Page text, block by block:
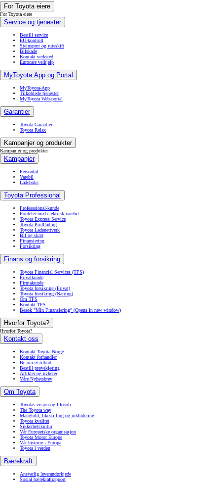
For Toyota eiere
For Toyota eiere
Service og tjenester
Bestill service
EU-kontroll
Steinsprut og ruteskift
Bilskade
Kontakt verksted
Eurocare veihjelp
MyToyota App og Portal
MyToyota-App
Tilkoblede tjenester
MyToyota Web-portal
Garantier
Toyota Garantier
Toyota Relax
Kampanjer og produkter
Kampanjer og produkter
Kampanjer
Personbil
Varebil
Ladeboks
Toyota Professional
Professsional-kunde
Fordeler med elektrisk varebil
Toyota Express Service
Toyota Profflading
Toyota Ladenettverk
Bil og skatt
Finansiering
Forsikring
Finans og forsikring
Toyota Financial Services (TFS)
Privatkunde
Firmakunde
Toyota forsikring (Privat)
Toyota forsikring (Næring)
Om TFS
Kontakt TFS
Besøk "Min Finansiering" (Opens in new window)
Hvorfor Toyota?
Hvorfor Toyota?
Kontakt oss
Kontakt Toyota Norge
Kontakt forhandler
Be om et tilbud
Bestill prøvekjøring
Artikler og nyheter
Våre Nyhetsbrev
Om Toyota
Toyotas visjon og filosofi
The Toyota way
Mangfold, likestilling og inkludering
Toyota kvalitet
Sikkerhetskultur
Vår Europeiske organisasjon
Toyota Motor Europe
Vår historie i Europa
Toyota i verden
Bærekraft
Ansvarlig leverandørkjede
Sosial bærekraftrapport